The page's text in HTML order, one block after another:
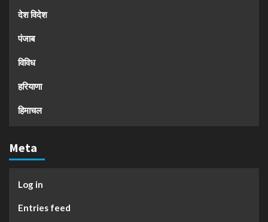
देश विदेश
पंजाब
विविध
हरियाणा
हिमाचल
Meta
Log in
Entries feed